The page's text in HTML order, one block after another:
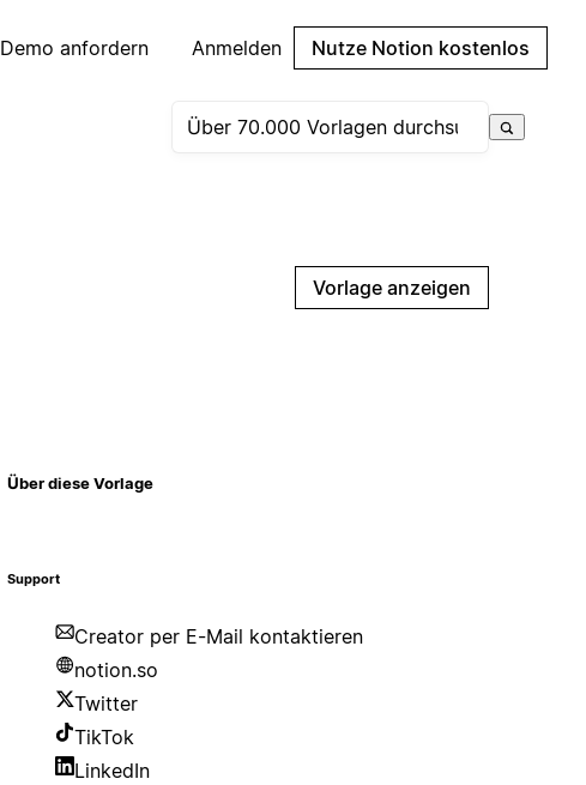
Demo anfordern Anmelden Nutze Notion kostenlos
Vorlage anzeigen
Über diese Vorlage
Support
Creator per E-Mail kontaktieren
notion.so
Twitter
TikTok
LinkedIn